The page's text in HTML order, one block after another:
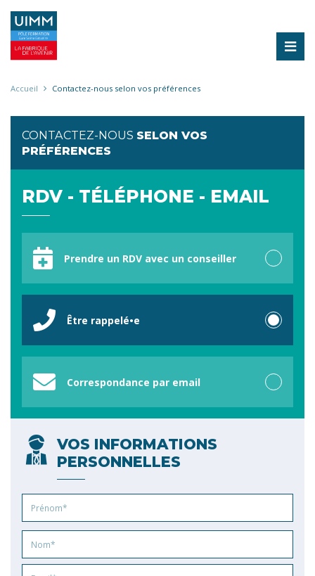
contenu
principal
Fil
Accueil Contactez-nous selon vos préférences
CONTACTEZ-NOUS SELON VOS
PRÉFÉRENCES
RDV - TÉLÉPHONE - EMAIL
préférencePrendre un RDV avec un conseiller
Être rappelé•e
Correspondance par email
VOS INFORMATIONS
PERSONNELLES